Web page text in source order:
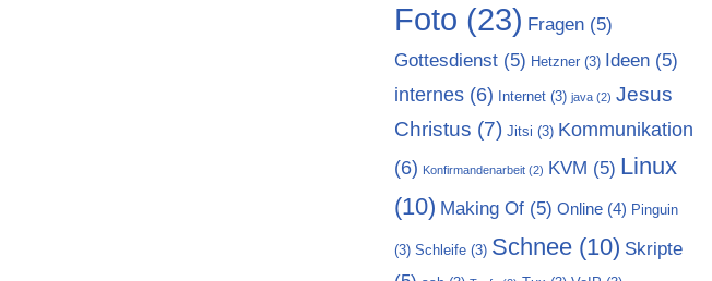
Foto (23) Fragen (5)
Gottesdienst (5) Hetzner (3) Ideen (5)
internes (6) Internet (3) java (2) Jesus
Christus (7) Jitsi (3) Kommunikation
(6) Konfirmandenarbeit (2) KVM (5) Linux
(10) Making Of (5) Online (4) Pinguin
(3) Schleife (3) Schnee (10) Skripte